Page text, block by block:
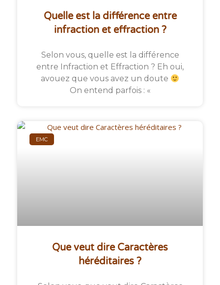
Quelle est la différence entre
infraction et effraction ?
Selon vous, quelle est la différence
entre Infraction et Effraction ? Eh oui,
avouez que vous avez un doute
On entend parfois : «
EMC
Que veut dire Caractères
héréditaires ?